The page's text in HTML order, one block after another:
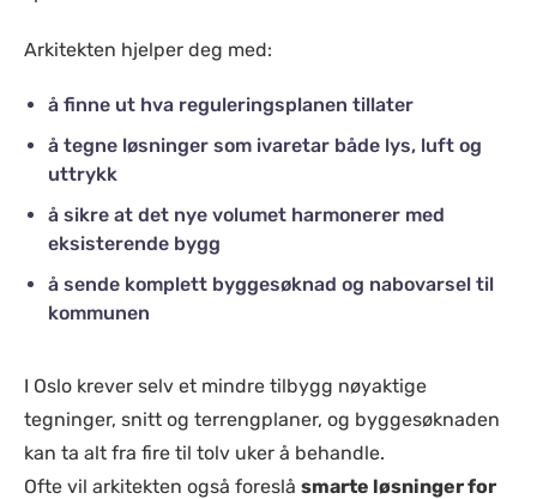
Arkitekten hjelper deg med:
å finne ut hva reguleringsplanen tillater
å tegne løsninger som ivaretar både lys, luft og
uttrykk
å sikre at det nye volumet harmonerer med
eksisterende bygg
å sende komplett byggesøknad og nabovarsel til
kommunen
I Oslo krever selv et mindre tilbygg nøyaktige
tegninger, snitt og terrengplaner, og byggesøknaden
kan ta alt fra fire til tolv uker å behandle.
Ofte vil arkitekten også foreslå smarte løsninger for